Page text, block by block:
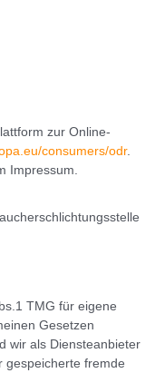
zur Online-
consumers/odr.
Impressum.
TMG für eigene
Gesetzen
wir als Diensteanbieter
gespeicherte fremde